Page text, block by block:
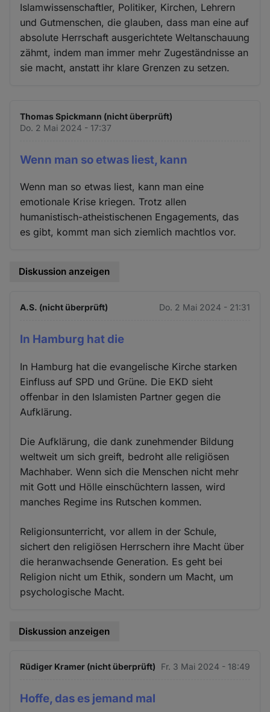
Islamwissenschaftler, Politiker, Kirchen, Lehrern
und Gutmenschen, die glauben, dass man eine auf
absolute Herrschaft ausgerichtete Weltanschauung
zähmt, indem man immer mehr Zugeständnisse an
sie macht, anstatt ihr klare Grenzen zu setzen.
Thomas Spickmann (nicht überprüft)
Do. 2 Mai 2024 - 17:37
Wenn man so etwas liest, kann
Wenn man so etwas liest, kann man eine
emotionale Krise kriegen. Trotz allen
humanistisch-atheistischenen Engagements, das
es gibt, kommt man sich ziemlich machtlos vor.
Diskussion anzeigen
A.S. (nicht überprüft) Do. 2 Mai 2024 - 21:31
In Hamburg hat die
In Hamburg hat die evangelische Kirche starken
Einfluss auf SPD und Grüne. Die EKD sieht
offenbar in den Islamisten Partner gegen die
Aufklärung.
Die Aufklärung, die dank zunehmender Bildung
weltweit um sich greift, bedroht alle religiösen
Machhaber. Wenn sich die Menschen nicht mehr
mit Gott und Hölle einschüchtern lassen, wird
manches Regime ins Rutschen kommen.
Religionsunterricht, vor allem in der Schule,
sichert den religiösen Herrschern ihre Macht über
die heranwachsende Generation. Es geht bei
Religion nicht um Ethik, sondern um Macht, um
psychologische Macht.
Diskussion anzeigen
Rüdiger Kramer (nicht überprüft) Fr. 3 Mai 2024 - 18:49
Hoffe, das es jemand mal